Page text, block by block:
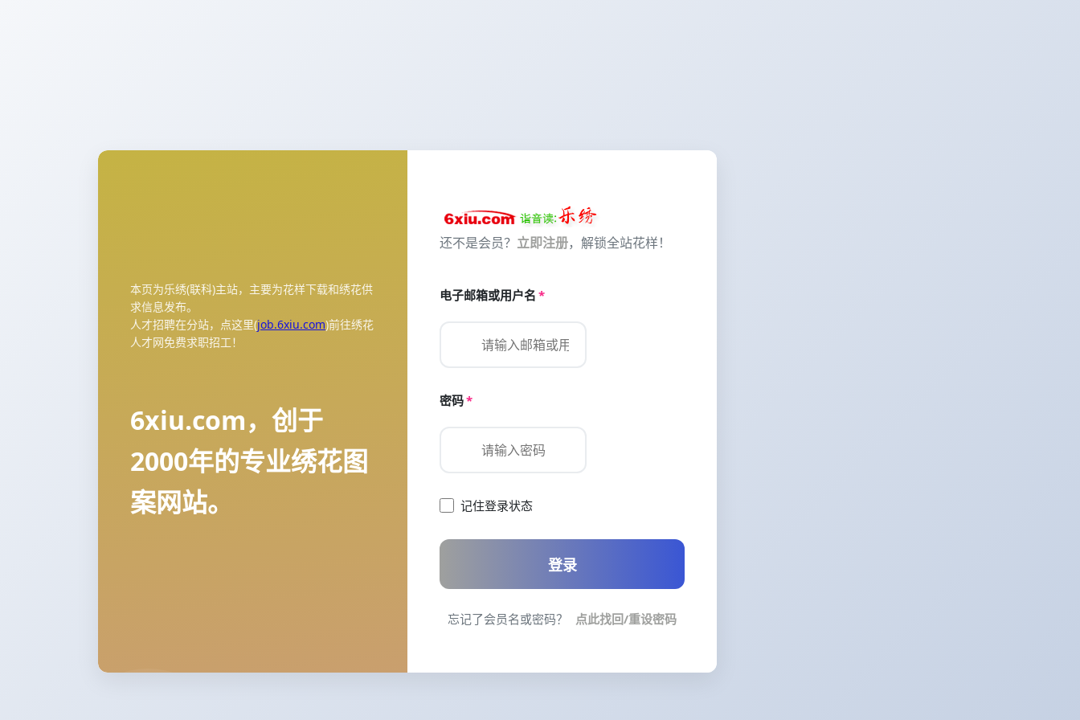
本页为乐绣(联科)主站，主要为花样下载和绣花供
求信息发布。
人才招聘在分站，点这里(job.6xiu.com)前往绣花
人才网免费求职招工！
6xiu.com，创于
2000年的专业绣花图
案网站。
还不是会员？ 立即注册，解锁全站花样！
电子邮箱或用户名 *
密码*
记住登录状态
登录
忘记了会员名或密码？ 点此找回/重设密码